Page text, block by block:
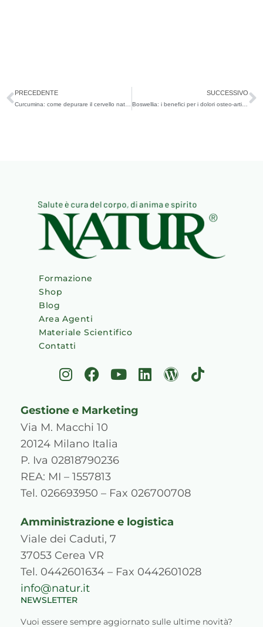
Precedente
PRECEDENTE
Curcumina: come depurare il cervello naturalmente
SUCCESSIVO
Boswellia: i benefici per i dolori osteo-articolari
Formazione
Shop
Blog
Area Agenti
Materiale Scientifico
Contatti
I
n
t
a
g
r
a
m
F
a
e
b
o
o
k
Y
o
t
e
L
i
W
o
s
T
i
Gestione e Marketing
Via M. Macchi 10
20124 Milano Italia
P. Iva 02818790236
REA: MI – 1557813
Tel. 026693950 – Fax 026700708
Amministrazione e logistica
Viale dei Caduti, 7
37053 Cerea VR
Tel. 0442601634 – Fax 0442601028
info@natur.it
NEWSLETTER
Vuoi essere sempre aggiornato sulle ultime novità?